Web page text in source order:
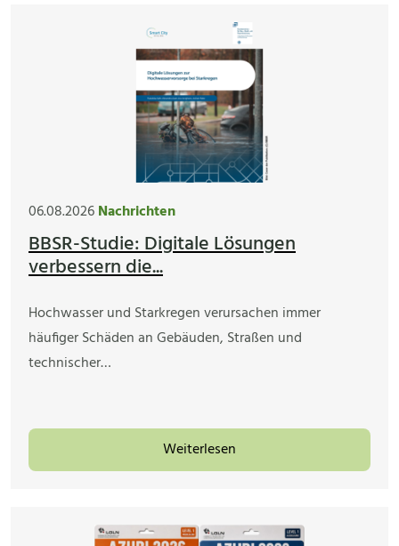
06.08.2026Nachrichten
BBSR-Studie: Digitale Lösungen
verbessern die...
Hochwasser und Starkregen verursachen immer
häufiger Schäden an Gebäuden, Straßen und
technischer…
Weiterlesen